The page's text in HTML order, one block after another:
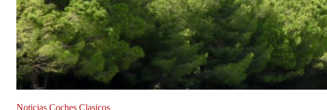
Noticias Coches Clasicos